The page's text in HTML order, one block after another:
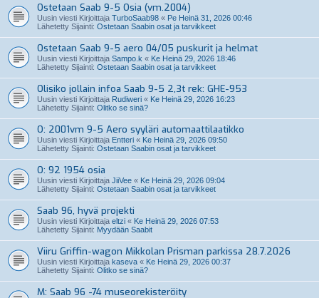
Ostetaan Saab 9-5 Osia (vm.2004)
Uusin viesti Kirjoittaja TurboSaab98 « Pe Heinä 31, 2026 00:46
Lähetetty Sijainti: Ostetaan Saabin osat ja tarvikkeet
Ostetaan Saab 9-5 aero 04/05 puskurit ja helmat
Uusin viesti Kirjoittaja Sampo.k « Ke Heinä 29, 2026 18:46
Lähetetty Sijainti: Ostetaan Saabin osat ja tarvikkeet
Olisiko jollain infoa Saab 9-5 2,3t rek: GHE-953
Uusin viesti Kirjoittaja Rudiweri « Ke Heinä 29, 2026 16:23
Lähetetty Sijainti: Olitko se sinä?
O: 2001vm 9-5 Aero syyläri automaattilaatikko
Uusin viesti Kirjoittaja Entteri « Ke Heinä 29, 2026 09:50
Lähetetty Sijainti: Ostetaan Saabin osat ja tarvikkeet
O: 92 1954 osia
Uusin viesti Kirjoittaja JiiVee « Ke Heinä 29, 2026 09:04
Lähetetty Sijainti: Ostetaan Saabin osat ja tarvikkeet
Saab 96, hyvä projekti
Uusin viesti Kirjoittaja eltzi « Ke Heinä 29, 2026 07:53
Lähetetty Sijainti: Myydään Saabit
Viiru Griffin-wagon Mikkolan Prisman parkissa 28.7.2026
Uusin viesti Kirjoittaja kaseva « Ke Heinä 29, 2026 00:37
Lähetetty Sijainti: Olitko se sinä?
M: Saab 96 -74 museorekisteröity